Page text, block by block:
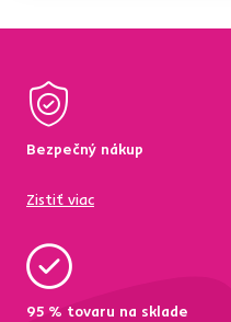
Bezpečný nákup
Zistiť viac
95 % tovaru na sklade